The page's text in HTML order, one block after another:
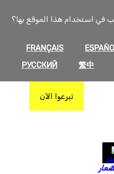
في استخدام هذا الموقع بها؟
FRANÇAIS
繁中
РУССКИЙ
تبرعوا الآن